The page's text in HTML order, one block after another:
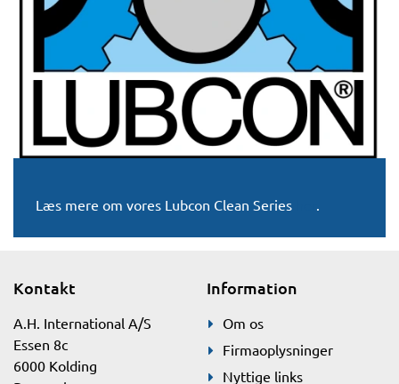
Læs mere om vores Lubcon Clean Series
Kontakt
A.H. International A/S
Essen 8c
6000 Kolding
Information
Om os
Firmaoplysninger
Nyttige links